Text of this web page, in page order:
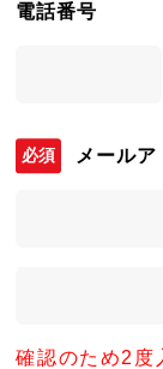
電話番号
メールア
確認のため2度